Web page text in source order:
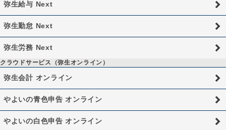
弥生給与 Next
弥生勤怠 Next
弥生労務 Next
クラウドサービス（弥生オンライン）
弥生会計 オンライン
やよいの青色申告 オンライン
やよいの白色申告 オンライン